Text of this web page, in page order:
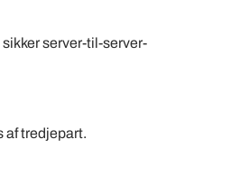
server-til-server-
af tredjepart.